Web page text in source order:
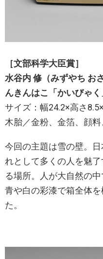
［文部科学大臣賞］
水谷内 修（みずやち お
んきんはこ「かいびゃく
サイズ：幅24.2×高さ
木胎／金粉、金箔、顔料
今回の主題は雪の壁。
れとして多くの人を魅
る場所。人が大自然の
青や白の彩漆で箱全体
た。